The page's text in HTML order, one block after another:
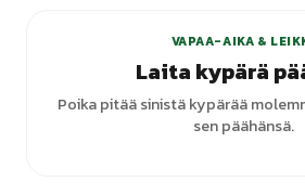
VAPAA-AIKA &
Laita kypärä
Poika pitää sinistä kypärää
sen päähänsä.